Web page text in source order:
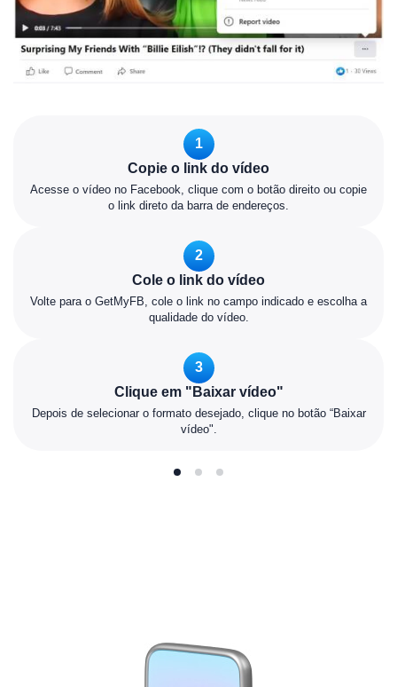
1
Copie o link do vídeo
Acesse o vídeo no Facebook, clique com o botão direito ou copie
o link direto da barra de endereços.
2
Cole o link do vídeo
Volte para o GetMyFB, cole o link no campo indicado e escolha a
qualidade do vídeo.
3
Clique em "Baixar vídeo"
Depois de selecionar o formato desejado, clique no botão “Baixar
vídeo".